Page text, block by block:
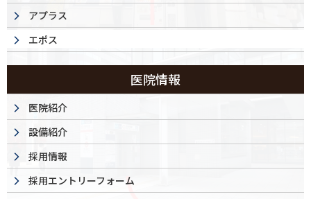
アプラス
エポス
医院情報
医院紹介
設備紹介
採用情報
採用エントリーフォーム